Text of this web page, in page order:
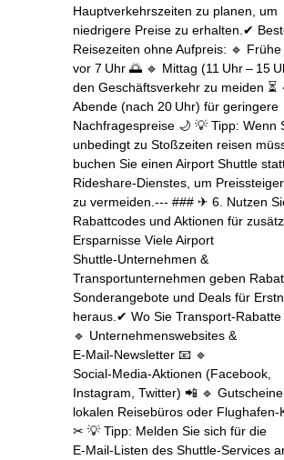
Hauptverkehrszeiten zu planen, um
niedrigere Preise zu erhalten.✔
Reisezeiten ohne Aufpreis: 🔹
vor 7 Uhr 🌅 🔹 Mittag (11 Uhr – 15
den Geschäftsverkehr zu meiden ⏳
Abende (nach 20 Uhr) für geringere
Nachfragespreise 🌙 💡 Tipp: Wenn
unbedingt zu Stoßzeiten reisen
buchen Sie einen Airport Shuttle
Rideshare‑Dienstes, um
zu vermeiden.--- ### ✈ 6. Nutzen
Rabattcodes und Aktionen für
Ersparnisse Viele Airport
Shuttle‑Unternehmen &
Transportunternehmen geben
Sonderangebote und Deals für
heraus.✔ Wo Sie Transport‑Rabatte
🔹 Unternehmenswebsites &
E‑Mail‑Newsletter 📧 🔹
Social‑Media‑Aktionen (Facebook,
Instagram, Twitter) 📲 🔹
lokalen Reisebüros oder
✂ 💡 Tipp: Melden Sie sich für die
E‑Mail‑Listen des Shuttle‑Services